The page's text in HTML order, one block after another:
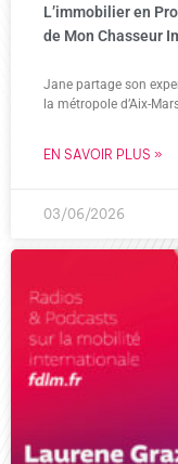
L’immobilier en
de Mon Chasseur
Jane partage son
la métropole d’Aix-
EN SAVOIR PLUS »
03/06/2026